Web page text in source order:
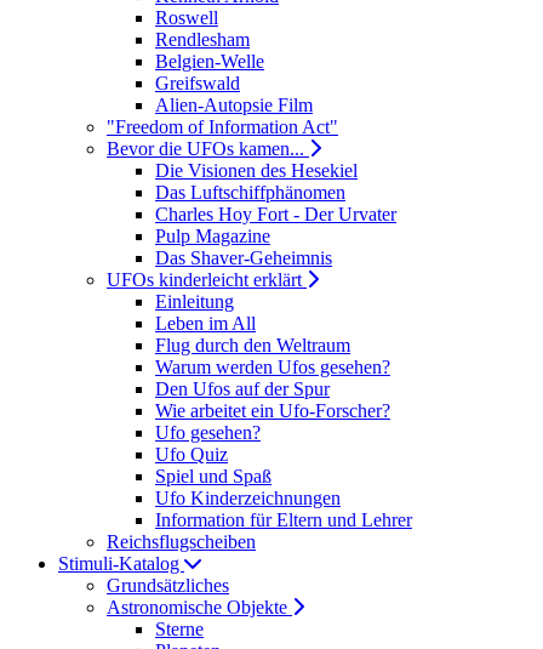
Roswell
Rendlesham
Belgien-Welle
Greifswald
Alien-Autopsie Film
"Freedom of Information Act"
Bevor die UFOs kamen...
Die Visionen des Hesekiel
Das Luftschiffphänomen
Charles Hoy Fort - Der Urvater
Pulp Magazine
Das Shaver-Geheimnis
UFOs kinderleicht erklärt
Einleitung
Leben im All
Flug durch den Weltraum
Warum werden Ufos gesehen?
Den Ufos auf der Spur
Wie arbeitet ein Ufo-Forscher?
Ufo gesehen?
Ufo Quiz
Spiel und Spaß
Ufo Kinderzeichnungen
Information für Eltern und Lehrer
Reichsflugscheiben
Stimuli-Katalog
Grundsätzliches
Astronomische Objekte
Sterne